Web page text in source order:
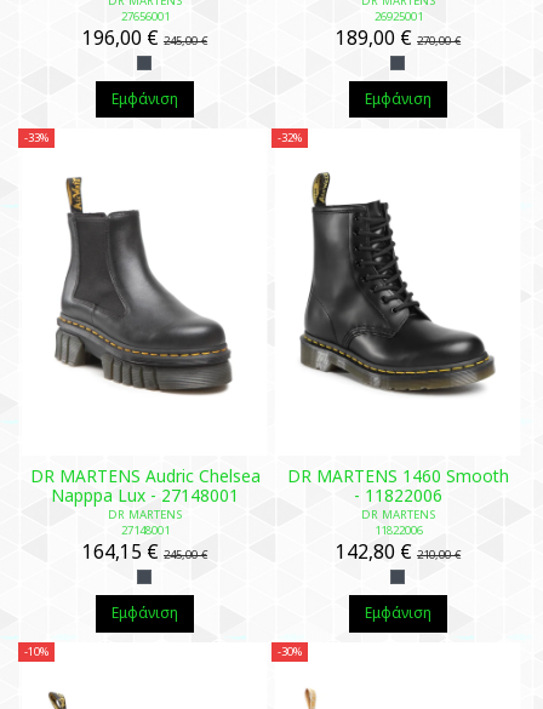
27656001
196,00 € 245,00 €
Εμφάνιση
26925001
189,00 € 270,00 €
Εμφάνιση
-33%
DR MARTENS Audric Chelsea
Napppa Lux - 27148001
DR MARTENS
27148001
164,15 € 245,00 €
Εμφάνιση
-32%
DR MARTENS 1460 Smooth
- 11822006
DR MARTENS
11822006
142,80 € 210,00 €
Εμφάνιση
-10% -30%